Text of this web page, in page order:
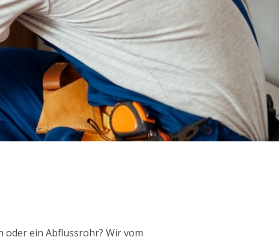
ein Abflussrohr? Wir vom